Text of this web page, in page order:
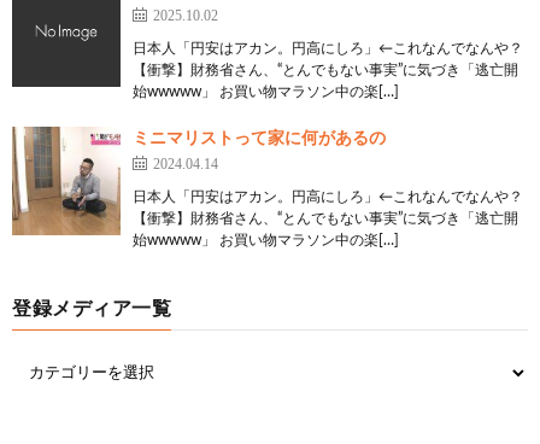
2025.10.02
日本人「円安はアカン。円高にしろ」←これなんでなんや？
【衝撃】財務省さん、“とんでもない事実”に気づき「逃亡開
始wwwww」 お買い物マラソン中の楽[…]
ミニマリストって家に何があるの
2024.04.14
日本人「円安はアカン。円高にしろ」←これなんでなんや？
【衝撃】財務省さん、“とんでもない事実”に気づき「逃亡開
始wwwww」 お買い物マラソン中の楽[…]
登録メディア一覧